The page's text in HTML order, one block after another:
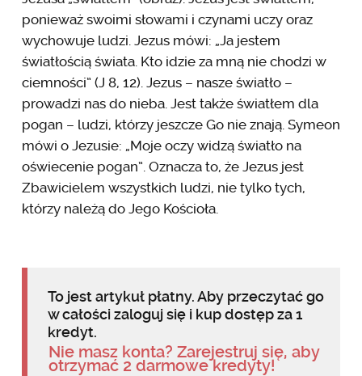
ponieważ swoimi słowami i czynami uczy oraz
wychowuje ludzi. Jezus mówi: „Ja jestem
światłością świata. Kto idzie za mną nie chodzi w
ciemności” (J 8, 12). Jezus – nasze światło –
prowadzi nas do nieba. Jest także światłem dla
pogan – ludzi, którzy jeszcze Go nie znają. Symeon
mówi o Jezusie: „Moje oczy widzą światło na
oświecenie pogan”. Oznacza to, że Jezus jest
Zbawicielem wszystkich ludzi, nie tylko tych,
którzy należą do Jego Kościoła.
To jest artykuł płatny. Aby przeczytać go
w całości zaloguj się i kup dostęp za 1
kredyt.
Nie masz konta? Zarejestruj się, aby
otrzymać 2 darmowe kredyty!